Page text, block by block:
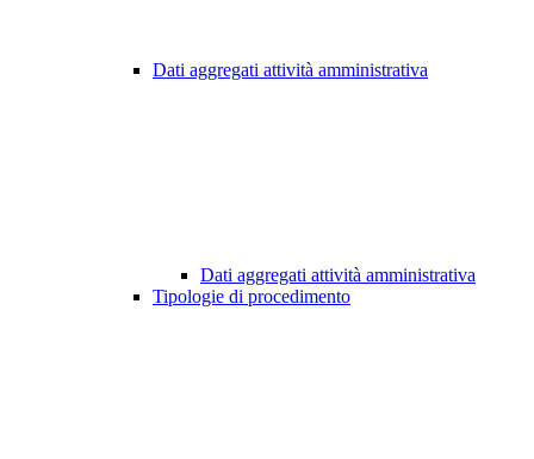
Dati aggregati attività amministrativa
Dati aggregati attività amministrativa
Tipologie di procedimento